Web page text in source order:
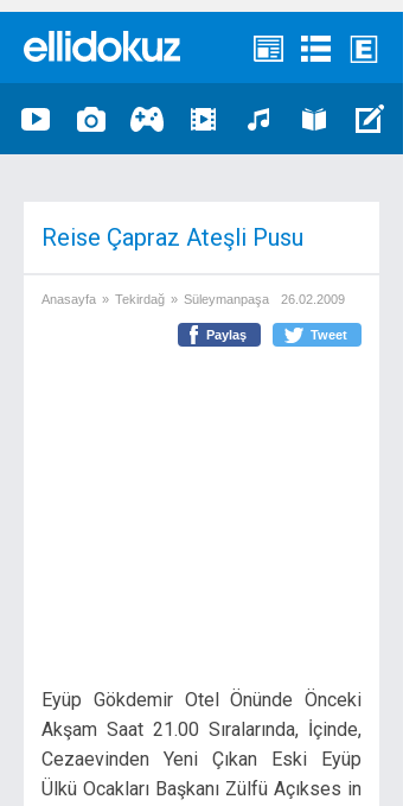
Reise Çapraz Ateşli Pusu
Anasayfa » Tekirdağ » Süleymanpaşa 26.02.2009
Paylaş Tweet
Eyüp Gökdemir Otel Önünde Önceki
Akşam Saat 21.00 Sıralarında, İçinde,
Cezaevinden Yeni Çıkan Eski Eyüp
Ülkü Ocakları Başkanı Zülfü Açıkses in